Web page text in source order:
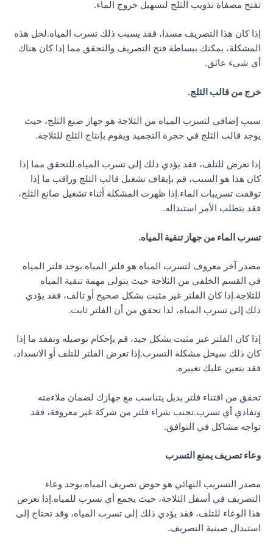
تفتح مصفاة تذويب الثلج لتسهيل خروج الماء.
إذا كان هذا التصريف مسدا، فقد يسبب ذلك تسرب المياه.لحل هذه
المشكلة، يمكنك ببساطة فتح التصريف والتحقق مما إذا كان هناك
أي شيء عائق.
خرج من قالب الثلج.
سبب إضافي لتسرب المياه من الثلاجة هو جهاز صنع الثلج، حيث
يوجد قالب الثلج في حجرة التجميد ويقوم بإنتاج الثلج للثلاجة.
إذا تعرض للتلف، فقد يؤدي ذلك إلى تسرب المياه.للتحقق مما إذا
كان هذا هو السبب، قم بإيقاف تشغيل قالب الثلج وراقب ما إذا
توقفت تسريبات الماء.إذا ظهرت المشكلة أثناء تشغيل صانع الثلج،
فقد يتطلب الأمر استبداله.
تسرب الماء من جهاز تنقية المياه.
مصدر آخر معروف لتسرب المياه هو فلتر المياه.يوجد فلتر المياه
في القسم الخلفي من الثلاجة حيث يتولى مهمة تنقية المياه
للثلاجة.إذا كان الفلتر غير مثبت بشكل صحيح أو تالف، فقد يؤدي
ذلك إلى تسرب المياه، لذا تحقق من أن الفلتر ثابت.
إذا كان الفلتر غير مثبت بشكل جيد، قم بإحكام توصيله وتفقد ما إذا
كان ذلك سيحل مشكلة التسرب.إذا تعرض الفلتر للتلف أو الانسداد،
فقد يتعين عليك تغييره.
تحقق من اقتناء فلتر بديل يتناسب مع جهازك لضمان ملاءمته
وتفادي أي تسرب.تجنب شراء فلتر من شركة غير معروفة، فقد
تواجه مشاكل في التوافق.
وعاء تصريف يمنع التسرب
مصدر التسريب النهائي هو حوض تصريف المياه.يوجد وعاء
التصريف في أسفل الثلاجة، حيث يجمع أي تسرب للمياه.إذا تعرض
هذا الوعاء للتلف، فقد يؤدي ذلك إلى تسرب المياه، وقد تحتاج إلى
استبدال صينية التصريف.